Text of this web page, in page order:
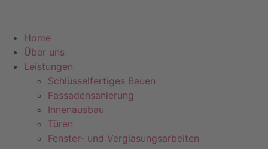
Home
Über uns
Leistungen
Schlüsselfertiges Bauen
Fassadensanierung
Innenausbau
Türen
Fenster- und Verglasungsarbeiten